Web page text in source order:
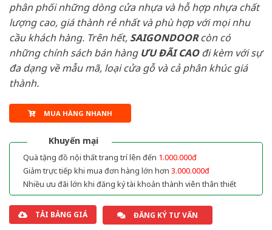
phân phối những dòng cửa nhựa và hỗ hợp nhựa chất
lượng cao, giá thành rẻ nhất và phù hợp với mọi nhu
cầu khách hàng. Trên hết, SAIGONDOORcòn có
những chính sách bán hàng ƯU ĐÃI CAOđi kèm với sự
đa dạng về mẫu mã, loại cửa gỗ và cả phân khúc giá
thành.
MUA HÀNG NHANH
Khuyến mại
Quà tặng đồ nội thất trang trí lên đến 1.000.000đ
Giảm trực tiếp khi mua đơn hàng lớn hơn 3.000.000đ
Nhiều ưu đãi lớn khi đăng ký tài khoản thành viên thân thiết
TẢI BẢNG GIÁ ĐĂNG KÝ TƯ VẤN